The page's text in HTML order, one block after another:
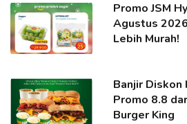
Promo JSM
Agustus
Lebih Murah!
Banjir Diskon
Promo 8.8
Burger King